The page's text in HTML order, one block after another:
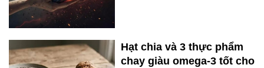
Hạt chia và 3 thực phẩm
chay giàu omega-3 tốt cho